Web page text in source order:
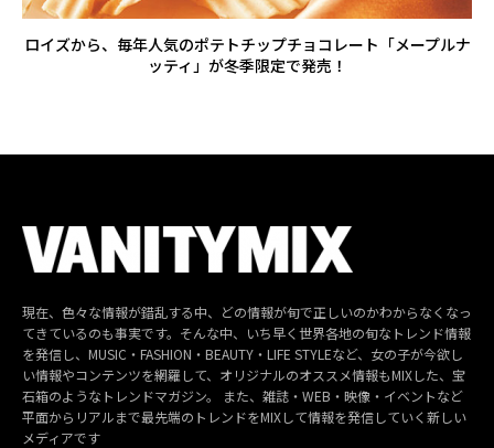
ロイズから、毎年人気のポテトチップチョコレート「メープルナ
ッティ」が冬季限定で発売！
現在、色々な情報が錯乱する中、どの情報が旬で正しいのかわからなくなっ
てきているのも事実です。そんな中、いち早く世界各地の旬なトレンド情報
を発信し、MUSIC・FASHION・BEAUTY・LIFE STYLEなど、女の子が今欲し
い情報やコンテンツを網羅して、オリジナルのオススメ情報もMIXした、宝
石箱のようなトレンドマガジン。 また、雑誌・WEB・映像・イベントなど
平面からリアルまで最先端のトレンドをMIXして情報を発信していく新しい
メディアです